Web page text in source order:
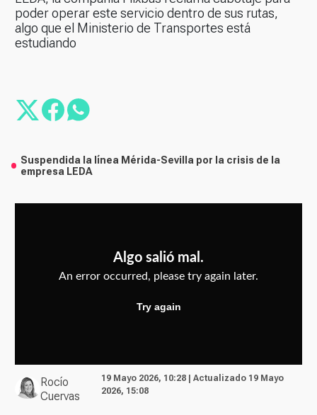
poder operar este servicio dentro de sus rutas,
algo que el Ministerio de Transportes está
estudiando
Suspendida la línea Mérida-Sevilla por la crisis de la
empresa LEDA
Rocío
Cuervas
19 Mayo 2026, 10:28 | Actualizado 19 Mayo
2026, 15:08